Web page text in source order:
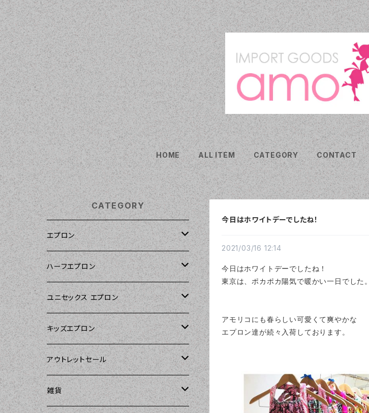
HOME ALL ITEM CATEGORY CONTACT
今日はホワイトデーでしたね！
2021/03/16 12:14
今日はホワイトデーでしたね！
東京は、ポカポカ陽気で暖かい一日でした。
アモリコにも春らしい可愛くて爽やかな
エプロン達が続々入荷しております。
CATEGORY
エプロン
Kitsch'n Glam（キッチングラム）
Sierra Rose（シエラローズ）
Tarantinalovers（タランティーナ ラバー
ズ）
The Sunday Girl（ザサンデーガール）
Carolyn's Kitchen（キャロリンズキッチ
ハーフエプロン
Sierra Rose（シエラローズ）
ユニセックス エプロン
DII（ディーアイアイ）
Sierra Rose（シエラローズ）
amorico（アモリコ）
キッズエプロン
Sierra Rose（シエラローズ）
The Sunday Girl（ザサンデーガール）
アウトレットセール
エプロン
雑貨